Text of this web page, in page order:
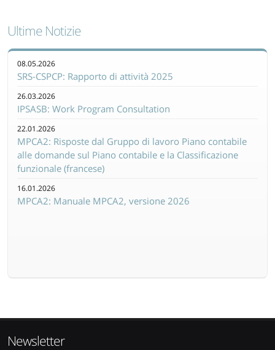
Ultime Notizie
08.05.2026
SRS-CSPCP: Rapporto di attività 2025
26.03.2026
IPSASB: Work Program Consultation
22.01.2026
MPCA2: Risposte dal Gruppo di lavoro Piano contabile
alle domande sul Piano contabile e la Classificazione
funzionale (francese)
16.01.2026
MPCA2: Manuale MPCA2, versione 2026
Newsletter